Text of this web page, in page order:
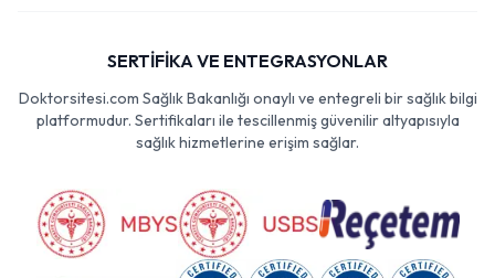
SERTİFİKA VE ENTEGRASYONLAR
Doktorsitesi.com Sağlık Bakanlığı onaylı ve entegreli bir sağlık bilgi
platformudur. Sertifikaları ile tescillenmiş güvenilir altyapısıyla
sağlık hizmetlerine erişim sağlar.